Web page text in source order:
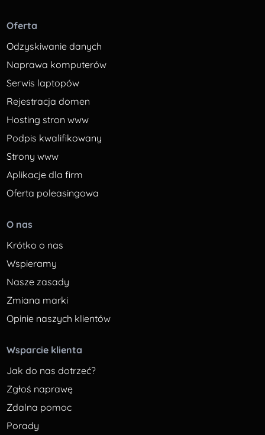
Oferta
Odzyskiwanie danych
Naprawa komputerów
Serwis laptopów
Rejestracja domen
Hosting stron www
Podpis kwalifikowany
Strony www
Aplikacje dla firm
Oferta poleasingowa
O nas
Krótko o nas
Wspieramy
Nasze zasady
Zmiana marki
Opinie naszych klientów
Wsparcie klienta
Jak do nas dotrzeć?
Zgłoś naprawę
Zdalna pomoc
Porady